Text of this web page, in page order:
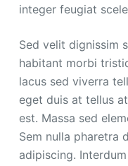
integer feugiat
Sed velit dignissim
habitant morbi
lacus sed viverra
eget duis at tellus
est. Massa sed
Sem nulla pharetra
adipiscing.